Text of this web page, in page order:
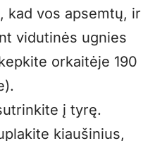
kad vos apsemtų, ir
vidutinės ugnies
orkaitėje 190
į tyrę.
kiaušinius,